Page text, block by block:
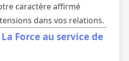
caractère affirmé
dans vos relations.
La Force au service de